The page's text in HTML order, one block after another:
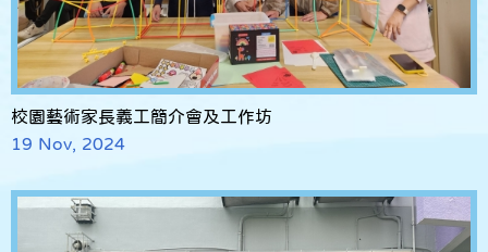
校園藝術家長義工簡介會及工作坊
19 Nov, 2024